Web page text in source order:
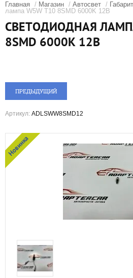
Главная / Магазин / Автосвет /
лампа W5W T10 8SMD 6000K 12В
СВЕТОДИОДНАЯ
8SMD 6000K 12В
ПРЕДЫДУЩИЙ
Артикул: ADLSWW8SMD12
Новинка